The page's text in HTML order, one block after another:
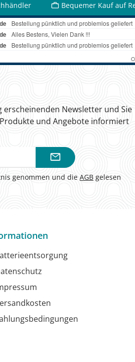
Bequemer Kauf auf
Newsletter und Sie
und Angebote informiert
genommen und die AGB gelesen